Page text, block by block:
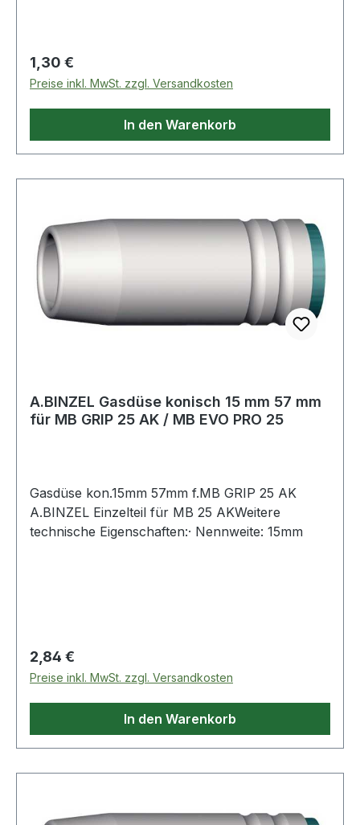
Regulärer Preis:
1,30 €
Preise inkl. MwSt. zzgl. Versandkosten
In den Warenkorb
A.BINZEL Gasdüse konisch 15 mm 57 mm
für MB GRIP 25 AK / MB EVO PRO 25
Gasdüse kon.15mm 57mm f.MB GRIP 25 AK
A.BINZEL Einzelteil für MB 25 AKWeitere
technische Eigenschaften:· Nennweite: 15mm
Regulärer Preis:
2,84 €
Preise inkl. MwSt. zzgl. Versandkosten
In den Warenkorb